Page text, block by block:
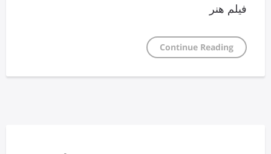
فیلم هنر
Continue Reading